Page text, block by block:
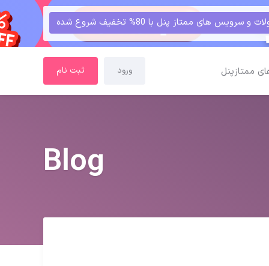
سرویس های ممتاز پنل با 80% تخفیف شروع شده
ممتازپنل ورود ثبت نام
Blog